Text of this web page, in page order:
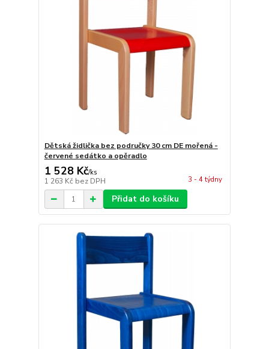
Dětská židlička bez područky 30 cm DE mořená -
červené sedátko a opěradlo
1 528 Kč/ks
1 263 Kč bez DPH 3 - 4 týdny
Přidat do košíku